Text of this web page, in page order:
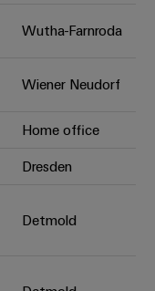
Wutha-Farnroda
Wiener Neudorf
Home office
Dresden
Detmold